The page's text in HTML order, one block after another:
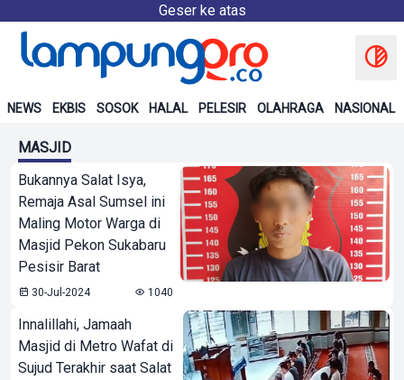
Geser ke atas
NEWS EKBIS SOSOK HALAL PELESIR OLAHRAGA NASIONAL
MASJID
Bukannya Salat Isya,
Remaja Asal Sumsel ini
Maling Motor Warga di
Masjid Pekon Sukabaru
Pesisir Barat
30-Jul-2024 1040
Innalillahi, Jamaah
Masjid di Metro Wafat di
Sujud Terakhir saat Salat